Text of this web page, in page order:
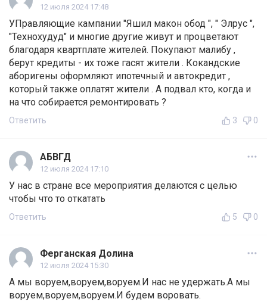
12 июля 2024 17:48
УПравляющие кампании "Яшил макон обод ", " Элрус ",
"Технохудуд" и многие другие живут и процветают
благодаря квартплате жителей. Покупают малибу ,
берут кредиты - их тоже гасят жители . Кокандские
аборигены оформляют ипотечный и автокредит ,
который также оплатят жители . А подвал кто, когда и
на что собирается ремонтировать ?
Ответить 3 0
АБВГД
12 июля 2024 17:10
У нас в стране все мероприятия делаются с целью
чтобы что то откатать
Ответить 5 0
Ферганская Долина
12 июля 2024 15:30
А мы воруем,воруем,воруем.И нас не удержать.А мы
воруем,воруем,воруем.И будем воровать.